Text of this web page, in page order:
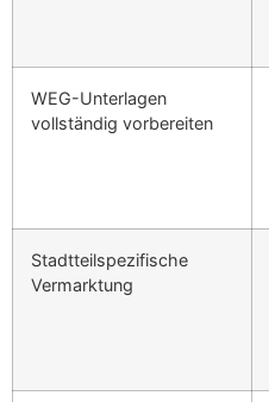
WEG-Unterlagen
vollständig vorbereiten
Stadtteilspezifische
Vermarktung